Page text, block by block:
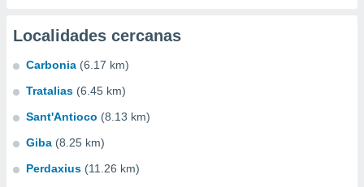
Localidades cercanas
Carbonia (6.17 km)
Tratalias (6.45 km)
Sant'Antioco (8.13 km)
Giba (8.25 km)
Perdaxius (11.26 km)